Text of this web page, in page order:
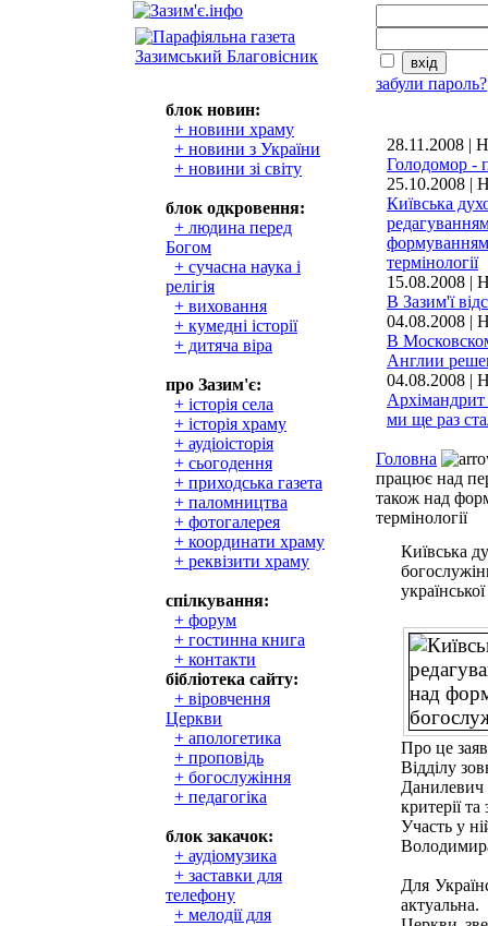
блок новин:
+ новини храму
+ новини з України
+ новини зі світу
блок одкровення:
+ людина перед
Богом
+ сучасна наука і
релігія
+ виховання
+ кумедні історії
+ дитяча віра
про Зазим'є:
+ історія села
+ історія храму
+ аудіоісторія
+ сьогодення
+ приходська газета
+ паломництва
+ фотогалерея
+ координати храму
+ реквізити храму
спілкування:
+ форум
+ гостинна книга
+ контакти
бібліотека сайту:
+ віровчення
Церкви
+ апологетика
+ проповідь
+ богослужіння
+ педагогіка
блок закачок:
+ аудіомузика
+ заставки для
телефону
+ мелодії для
забули пароль?
28.11.2008 |
Голодомор -
25.10.2008 |
Київська
формуванням
термінології
15.08.2008 |
В Зазим'ї
04.08.2008 |
В
Англии
04.08.2008 |
ми ще раз
Головна
працює над
також над
термінології
Київська
Про це
Відділу
Данилевич
критерії
Участь у
Для